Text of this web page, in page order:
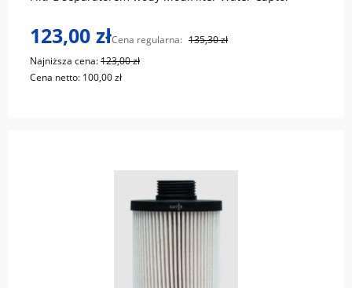
123,00 złCena regularna: 135,30 zł
Najniższa cena:123,00 zł
Cena netto: 100,00 zł